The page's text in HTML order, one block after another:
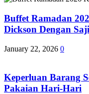
Buffet Ramadan
Dickson Dengan
January 22, 2026 0
Keperluan Barang
Pakaian Hari-Hari